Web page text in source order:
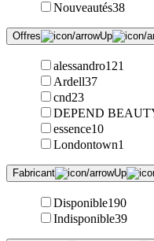
Nouveautés38
Offres
alessandro121
Ardell37
cnd23
DEPEND
essence10
Londontown1
Fabricant
Disponible190
Indisponible39